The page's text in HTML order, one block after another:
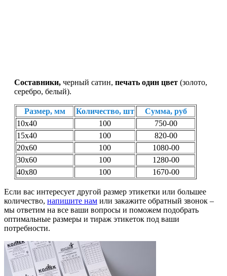
Составники, черный сатин, печать один цвет (золото,
серебро, белый).
Размер, мм Количество, шт
Сумма, руб
10х40
100
750-00
15х40
100
820-00
20х60
100
1080-00
30х60
100
1280-00
40х80
100 1670-00
Если вас интересует другой размер этикетки или большее
количество, напишите нам или закажите обратный звонок –
мы ответим на все ваши вопросы и поможем подобрать
оптимальные размеры и тираж этикеток под ваши
потребности.